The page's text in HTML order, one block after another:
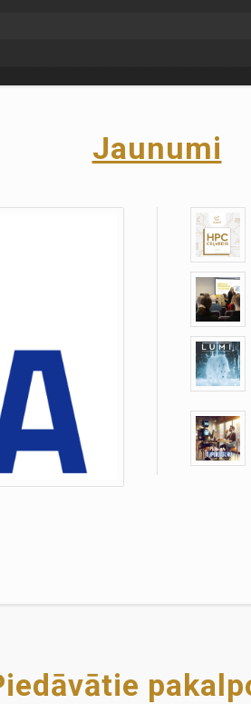
Jaunumi